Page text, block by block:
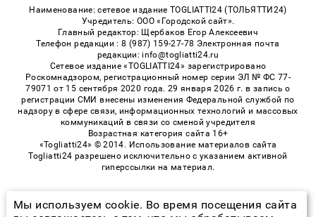
Наименование: сетевое издание TOGLIATTI24 (ТОЛЬЯТТИ24)
Учредитель: ООО «Городской сайт».
Главный редактор: Щербаков Егор Алексеевич
Телефон редакции : 8 (987) 159-27-78 Электронная почта
редакции: info@togliatti24.ru
Сетевое издание «TOGLIATTI24» зарегистрировано
Роскомнадзором, регистрационный номер серии ЭЛ № ФС 77-
79071 от 15 сентября 2020 года. 29 января 2026 г. в запись о
регистрации СМИ внесены изменения Федеральной службой по
надзору в сфере связи, информационных технологий и массовых
коммуникаций в связи со сменой учредителя
Возрастная категория сайта 16+
«Togliatti24» © 2014. Использование материалов сайта
Togliatti24 разрешено исключительно с указанием активной
гиперссылки на материал.
Мы используем cookie. Во время посещения сайта